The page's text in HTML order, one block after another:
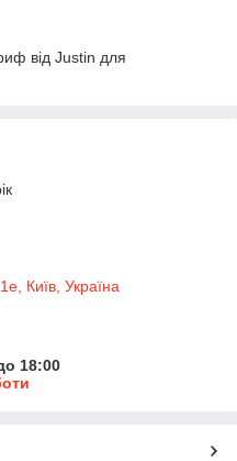
від Justin для
Київ, Україна
18:00